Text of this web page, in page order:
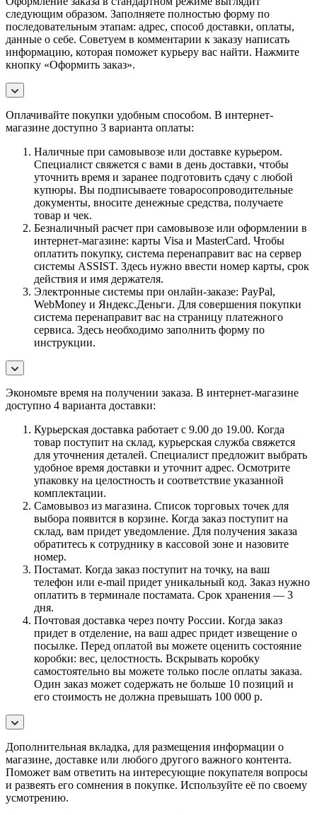
следующим образом. Заполняете полностью форму по
последовательным этапам: адрес, способ доставки, оплаты,
данные о себе. Советуем в комментарии к заказу написать
информацию, которая поможет курьеру вас найти. Нажмите
кнопку «Оформить заказ».
Оплачивайте покупки удобным способом. В интернет-
магазине доступно 3 варианта оплаты:
Наличные при самовывозе или доставке курьером.
Специалист свяжется с вами в день доставки, чтобы
уточнить время и заранее подготовить сдачу с любой
купюры. Вы подписываете товаросопроводительные
документы, вносите денежные средства, получаете
товар и чек.
Безналичный расчет при самовывозе или оформлении в
интернет-магазине: карты Visa и MasterCard. Чтобы
оплатить покупку, система перенаправит вас на сервер
системы ASSIST. Здесь нужно ввести номер карты, срок
действия и имя держателя.
Электронные системы при онлайн-заказе: PayPal,
WebMoney и Яндекс.Деньги. Для совершения покупки
система перенаправит вас на страницу платежного
сервиса. Здесь необходимо заполнить форму по
инструкции.
Экономьте время на получении заказа. В интернет-магазине
доступно 4 варианта доставки:
Курьерская доставка работает с 9.00 до 19.00. Когда
товар поступит на склад, курьерская служба свяжется
для уточнения деталей. Специалист предложит выбрать
удобное время доставки и уточнит адрес. Осмотрите
упаковку на целостность и соответствие указанной
комплектации.
Самовывоз из магазина. Список торговых точек для
выбора появится в корзине. Когда заказ поступит на
склад, вам придет уведомление. Для получения заказа
обратитесь к сотруднику в кассовой зоне и назовите
номер.
Постамат. Когда заказ поступит на точку, на ваш
телефон или e-mail придет уникальный код. Заказ нужно
оплатить в терминале постамата. Срок хранения — 3
дня.
Почтовая доставка через почту России. Когда заказ
придет в отделение, на ваш адрес придет извещение о
посылке. Перед оплатой вы можете оценить состояние
коробки: вес, целостность. Вскрывать коробку
самостоятельно вы можете только после оплаты заказа.
Один заказ может содержать не больше 10 позиций и
его стоимость не должна превышать 100 000 р.
Дополнительная вкладка, для размещения информации о
магазине, доставке или любого другого важного контента.
Поможет вам ответить на интересующие покупателя вопросы
и развеять его сомнения в покупке. Используйте её по своему
усмотрению.